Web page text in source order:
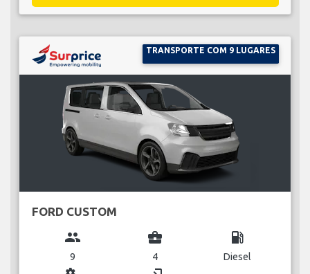
TRANSPORTE COM 9 LUGARES
FORD CUSTOM
group
9
business_center
4
local_gas_station
Diesel